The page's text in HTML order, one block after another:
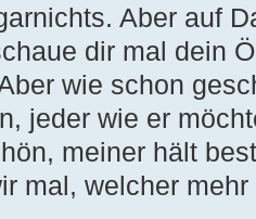
Aber auf
dir mal dein
wie schon
jeder wie er
meiner hält
mal, welcher